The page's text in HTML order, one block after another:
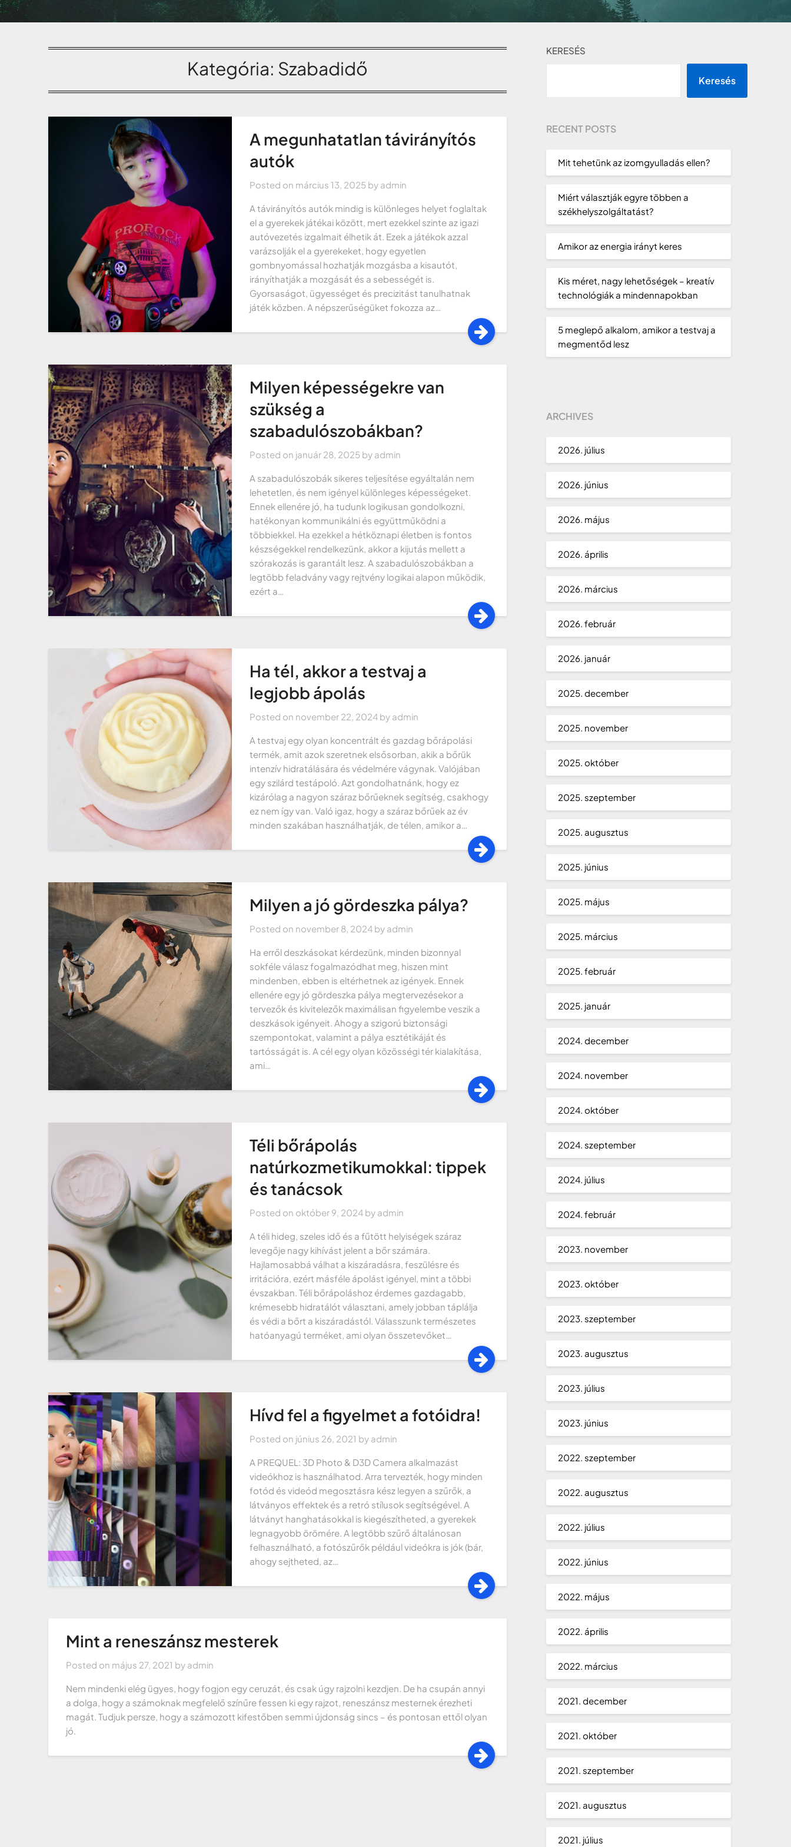
Kategória: Szabadidő
A megunhatatlan távirányítós
autók
Posted on március 13, 2025 by admin
A távirányítós autók mindig is különleges helyet foglaltak
el a gyerekek játékai között, mert ezekkel szinte az igazi
autóvezetés izgalmait élhetik át. Ezek a játékok azzal
varázsolják el a gyerekeket, hogy egyetlen
gombnyomással hozhatják mozgásba a kisautót,
irányíthatják a mozgását és a sebességét is.
Gyorsaságot, ügyességet és precizitást tanulhatnak
játék közben. A népszerűségüket fokozza az…
Milyen képességekre van
szükség a
szabadulószobákban?
Posted on január 28, 2025 by admin
A szabadulószobák sikeres teljesítése egyáltalán nem
lehetetlen, és nem igényel különleges képességeket.
Ennek ellenére jó, ha tudunk logikusan gondolkozni,
hatékonyan kommunikálni és együttműködni a
többiekkel. Ha ezekkel a hétköznapi életben is fontos
készségekkel rendelkezünk, akkor a kijutás mellett a
szórakozás is garantált lesz. A szabadulószobákban a
legtöbb feladvány vagy rejtvény logikai alapon működik,
ezért a…
Ha tél, akkor a testvaj a
legjobb ápolás
Posted on november 22, 2024by admin
A testvaj egy olyan koncentrált és gazdag bőrápolási
termék, amit azok szeretnek elsősorban, akik a bőrük
intenzív hidratálására és védelmére vágynak. Valójában
egy szilárd testápoló. Azt gondolhatnánk, hogy ez
kizárólag a nagyon száraz bőrűeknek segítség, csakhogy
ez nem így van. Való igaz, hogy a száraz bőrűek az év
minden szakában használhatják, de télen, amikor a…
Milyen a jó gördeszka pálya?
Posted on november 8, 2024by admin
Ha erről deszkásokat kérdezünk, minden bizonnyal
sokféle válasz fogalmazódhat meg, hiszen mint
mindenben, ebben is eltérhetnek az igények. Ennek
ellenére egy jó gördeszka pálya megtervezésekor a
tervezők és kivitelezők maximálisan figyelembe veszik a
deszkások igényeit. Ahogy a szigorú biztonsági
szempontokat, valamint a pálya esztétikáját és
tartósságát is. A cél egy olyan közösségi tér kialakítása,
ami…
Téli bőrápolás
natúrkozmetikumokkal: tippek
és tanácsok
Posted on október 9, 2024by admin
A téli hideg, szeles idő és a fűtött helyiségek száraz
levegője nagy kihívást jelent a bőr számára.
Hajlamosabbá válhat a kiszáradásra, feszülésre és
irritációra, ezért másféle ápolást igényel, mint a többi
évszakban. Téli bőrápoláshoz érdemes gazdagabb,
krémesebb hidratálót választani, amely jobban táplálja
és védi a bőrt a kiszáradástól. Válasszunk természetes
hatóanyagú terméket, ami olyan összetevőket…
Hívd fel a figyelmet a fotóidra!
Posted on június 26, 2021 by admin
A PREQUEL: 3D Photo & D3D Camera alkalmazást
videókhoz is használhatod. Arra tervezték, hogy minden
fotód és videód megosztásra kész legyen a szűrők, a
látványos effektek és a retró stílusok segítségével. A
látványt hanghatásokkal is kiegészítheted, a gyerekek
legnagyobb örömére. A legtöbb szűrő általánosan
felhasználható, a fotószűrők például videókra is jók (bár,
ahogy sejtheted, az…
Mint a reneszánsz mesterek
Posted on május 27, 2021 by admin
Nem mindenki elég ügyes, hogy fogjon egy ceruzát, és csak úgy rajzolni kezdjen. De ha csupán annyi
a dolga, hogy a számoknak megfelelő színűre fessen ki egy rajzot, reneszánsz mesternek érezheti
magát. Tudjuk persze, hogy a számozott kifestőben semmi újdonság sincs – és pontosan ettől olyan
jó.
KERESÉS
Keresés
RECENT POSTS
Mit tehetünk az izomgyulladás ellen?
Miért választják egyre többen a
székhelyszolgáltatást?
Amikor az energia irányt keres
Kis méret, nagy lehetőségek – kreatív
technológiák a mindennapokban
5 meglepő alkalom, amikor a testvaj a
megmentőd lesz
ARCHIVES
2026. július
2026. június
2026. május
2026. április
2026. március
2026. február
2026. január
2025. december
2025. november
2025. október
2025. szeptember
2025. augusztus
2025. június
2025. május
2025. március
2025. február
2025. január
2024. december
2024. november
2024. október
2024. szeptember
2024. július
2024. február
2023. november
2023. október
2023. szeptember
2023. augusztus
2023. július
2023. június
2022. szeptember
2022. augusztus
2022. július
2022. június
2022. május
2022. április
2022. március
2021. december
2021. október
2021. szeptember
2021. augusztus
2021. július